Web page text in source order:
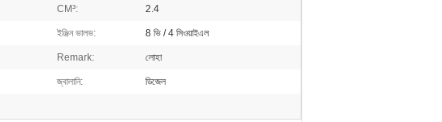
CM³: 2.4
ইঞ্জিন ভালভ: 8 ভি / 4 সিওয়াইএল
Remark: লোহা
জ্বালানি: ডিজেল